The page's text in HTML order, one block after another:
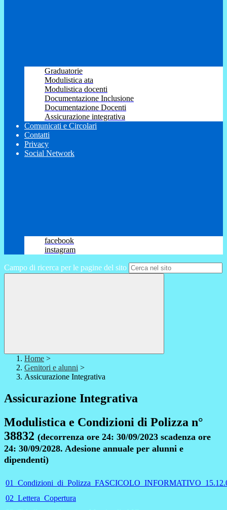
Graduatorie
Modulistica ata
Modulistica docenti
Documentazione Inclusione
Documentazione Docenti
Assicurazione integrativa
Comunicati e Circolari
Contatti
Privacy
Social Network
facebook
instagram
Campo di ricerca per le pagine del sito
Home >
Genitori e alunni >
Assicurazione Integrativa
Assicurazione Integrativa
Modulistica e Condizioni di Polizza n°
38832 (decorrenza ore 24: 30/09/2023 scadenza ore
24: 30/09/2028. Adesione annuale per alunni e
dipendenti)
02_Lettera_Copertura